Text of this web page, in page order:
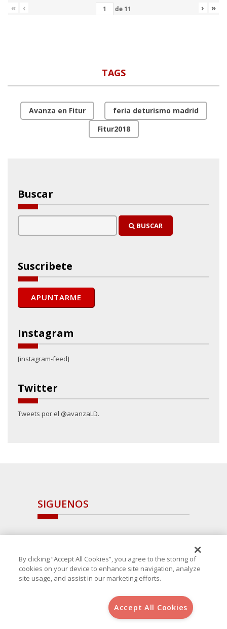
« ‹ de 11 › »
TAGS
Avanza en Fitur
feria deturismo madrid
Fitur2018
Buscar
BUSCAR
Suscribete
Instagram
[instagram-feed]
Twitter
Tweets por el @avanzaLD.
SIGUENOS
, S.L.U.(B-64405731) c/ San Norberto
By clicking “Accept All Cookies”, you agree to the storing of
cookies on your device to enhance site navigation, analyze
site usage, and assist in our marketing efforts.
Accept All Cookies